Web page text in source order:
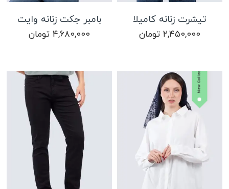
تیشرت زنانه کامیلا
۲,۴۵۰,۰۰۰ تومان
بامبر جکت زنانه وایت
۴,۶۸۰,۰۰۰ تومان
New Collection